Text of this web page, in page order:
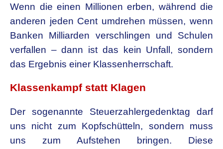
Wenn die einen Millionen erben, während die
anderen jeden Cent umdrehen müssen, wenn
Banken Milliarden verschlingen und Schulen
verfallen – dann ist das kein Unfall, sondern
das Ergebnis einer Klassenherrschaft.
Klassenkampf statt Klagen
Der sogenannte Steuerzahlergedenktag darf
uns nicht zum Kopfschütteln, sondern muss
uns zum Aufstehen bringen. Diese